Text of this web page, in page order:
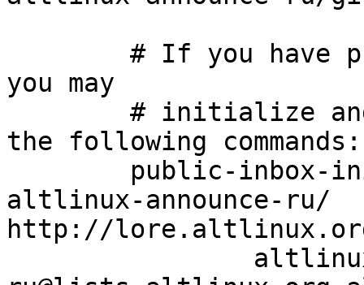
you may
the following commands:
altlinux-announce-ru/
http://